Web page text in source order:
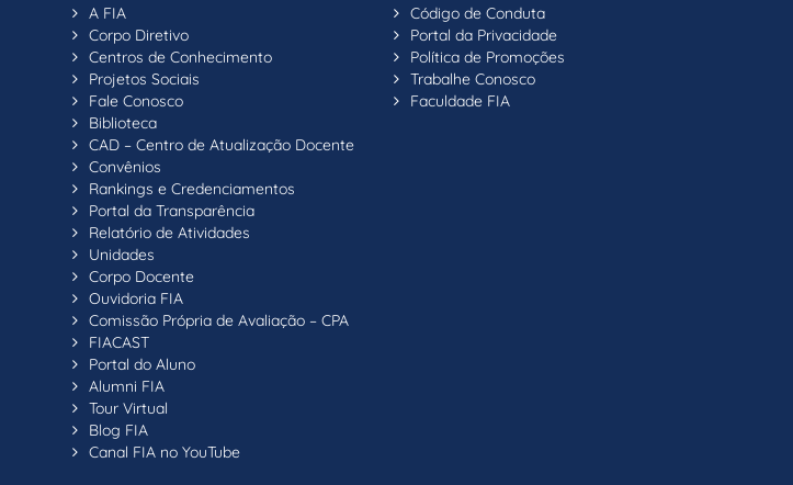
A FIA
Corpo Diretivo
Centros de Conhecimento
Projetos Sociais
Fale Conosco
Biblioteca
CAD – Centro de Atualização Docente
Convênios
Rankings e Credenciamentos
Portal da Transparência
Relatório de Atividades
Unidades
Corpo Docente
Ouvidoria FIA
Comissão Própria de Avaliação – CPA
FIACAST
Portal do Aluno
Alumni FIA
Tour Virtual
Blog FIA
Canal FIA no YouTube
Código de Conduta
Portal da Privacidade
Política de Promoções
Trabalhe Conosco
Faculdade FIA